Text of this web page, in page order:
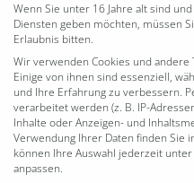
Wenn Sie unter 16 Jahre alt sind
Diensten geben möchten, müssen
Erlaubnis bitten.
Wir verwenden Cookies und
Einige von ihnen sind essenziell,
und Ihre Erfahrung zu verbessern.
verarbeitet werden (z. B. IP-
Inhalte oder Anzeigen- und
Verwendung Ihrer Daten finden Sie
können Ihre Auswahl jederzeit unter
anpassen.